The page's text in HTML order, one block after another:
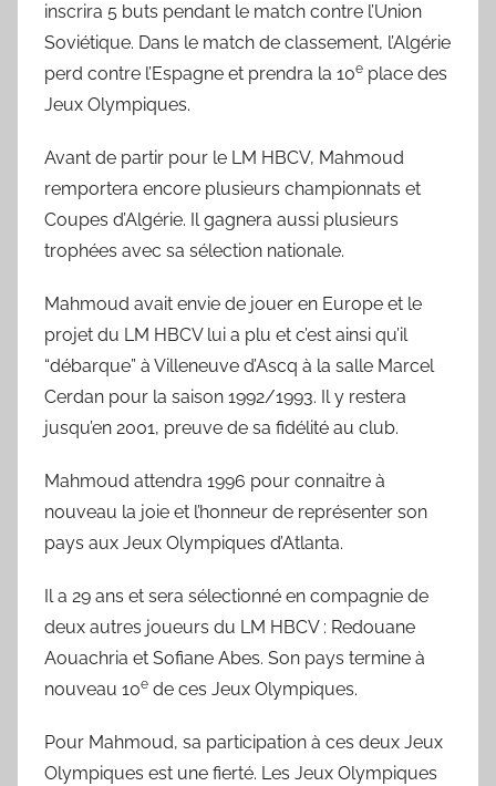
inscrira 5 buts pendant le match contre l’Union
Soviétique. Dans le match de classement, l’Algérie
perd contre l’Espagne et prendra la 10e place des
Jeux Olympiques.
Avant de partir pour le LM HBCV, Mahmoud
remportera encore plusieurs championnats et
Coupes d’Algérie. Il gagnera aussi plusieurs
trophées avec sa sélection nationale.
Mahmoud avait envie de jouer en Europe et le
projet du LM HBCV lui a plu et c’est ainsi qu’il
“débarque” à Villeneuve d’Ascq à la salle Marcel
Cerdan pour la saison 1992/1993. Il y restera
jusqu’en 2001, preuve de sa fidélité au club.
Mahmoud attendra 1996 pour connaitre à
nouveau la joie et l’honneur de représenter son
pays aux Jeux Olympiques d’Atlanta.
Il a 29 ans et sera sélectionné en compagnie de
deux autres joueurs du LM HBCV : Redouane
Aouachria et Sofiane Abes. Son pays termine à
nouveau 10e de ces Jeux Olympiques.
Pour Mahmoud, sa participation à ces deux Jeux
Olympiques est une fierté. Les Jeux Olympiques